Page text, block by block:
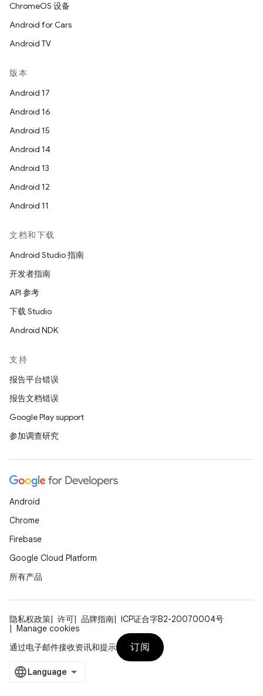
ChromeOS 设备
Android for Cars
Android TV
版本
Android 17
Android 16
Android 15
Android 14
Android 13
Android 12
Android 11
文档和下载
Android Studio 指南
开发者指南
API 参考
下载 Studio
Android NDK
支持
报告平台错误
报告文档错误
Google Play support
参加调查研究
Android
Chrome
Firebase
Google Cloud Platform
所有产品
隐私权政策 许可 品牌指南
ICP证合字B2-20070004号
Manage cookies
通过电子邮件接收资讯和提示
订阅